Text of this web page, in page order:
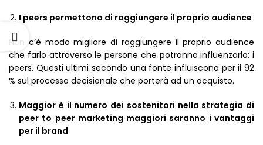
I peers permettono di raggiungere il proprio audience
Non c’è modo migliore di raggiungere il proprio audience
che farlo attraverso le persone che potranno influenzarlo: i
peers. Questi ultimi secondo una fonte influiscono per il 92
% sul processo decisionale che porterà ad un acquisto.
Maggior è il numero dei sostenitori nella strategia di
peer to peer marketing maggiori saranno i vantaggi
per il brand